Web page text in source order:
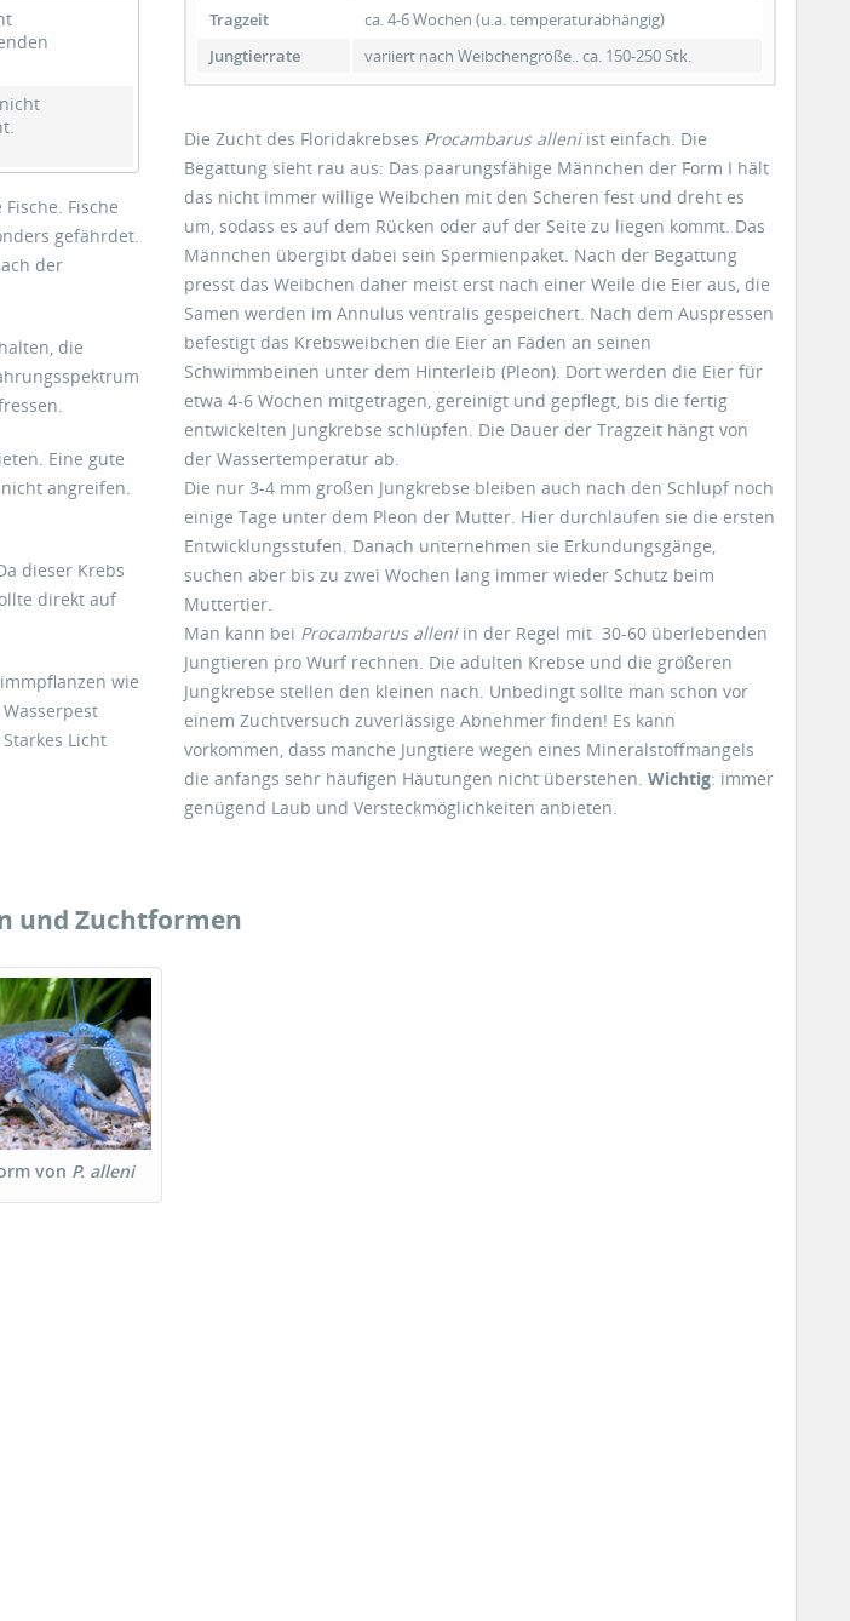
Fische
gefährdet.
der
die
Eine gute
angreifen.
dieser Krebs
direkt auf
wie
Licht
Tragzeit
ca. 4-6 Wochen (u.a. temperaturabhängig)
Jungtierrate
variiert nach Weibchengröße.. ca. 150-250 Stk.
Die Zucht des Floridakrebses Procambarus alleniist einfach. Die
Begattung sieht rau aus: Das paarungsfähige Männchen der Form I hält
das nicht immer willige Weibchen mit den Scheren fest und dreht es
um, sodass es auf dem Rücken oder auf der Seite zu liegen kommt. Das
Männchen übergibt dabei sein Spermienpaket. Nach der Begattung
presst das Weibchen daher meist erst nach einer Weile die Eier aus, die
Samen werden im Annulus ventralis gespeichert. Nach dem Auspressen
befestigt das Krebsweibchen die Eier an Fäden an seinen
Schwimmbeinen unter dem Hinterleib (Pleon). Dort werden die Eier für
etwa 4-6 Wochen mitgetragen, gereinigt und gepflegt, bis die fertig
entwickelten Jungkrebse schlüpfen. Die Dauer der Tragzeit hängt von
der Wassertemperatur ab.
Die nur 3-4 mm großen Jungkrebse bleiben auch nach den Schlupf noch
einige Tage unter dem Pleon der Mutter. Hier durchlaufen sie die ersten
Entwicklungsstufen. Danach unternehmen sie Erkundungsgänge,
suchen aber bis zu zwei Wochen lang immer wieder Schutz beim
Muttertier.
Man kann bei Procambarus alleniin der Regel mit 30-60 überlebenden
Jungtieren pro Wurf rechnen. Die adulten Krebse und die größeren
Jungkrebse stellen den kleinen nach. Unbedingt sollte man schon vor
einem Zuchtversuch zuverlässige Abnehmer finden! Es kann
vorkommen, dass manche Jungtiere wegen eines Mineralstoffmangels
die anfangs sehr häufigen Häutungen nicht überstehen.Wichtig: immer
genügend Laub und Versteckmöglichkeiten anbieten.
und Zuchtformen
von P. alleni